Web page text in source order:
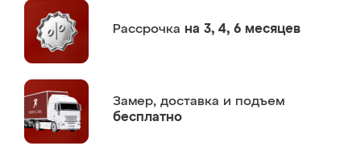
Рассрочка на 3, 4, 6 месяцев
Замер, доставка и подъем
бесплатно